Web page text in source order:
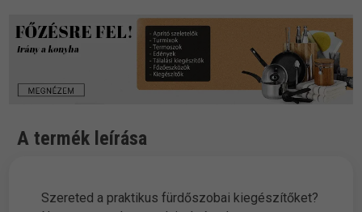
A termék leírása
Szereted a praktikus fürdőszobai kiegészítőket?